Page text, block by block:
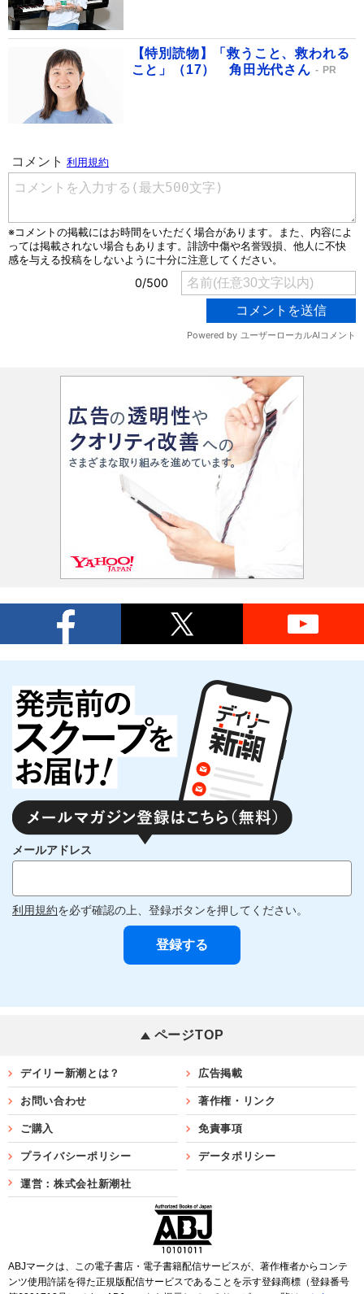
【特別読物】「救うこと、救われる
こと」（17） 角田光代さん
PR
メールアドレス
利用規約を必ず確認の上、登録ボタンを押してください。
ページTOP
デイリー新潮とは？ 広告掲載
お問い合わせ 著作権・リンク
ご購入 免責事項
プライバシーポリシー データポリシー
運営：株式会社新潮社
ABJマークは、この電子書店・電子書籍配信サービスが、著作権者からコンテ
ンツ使用許諾を得た正規版配信サービスであることを示す登録商標（登録番号